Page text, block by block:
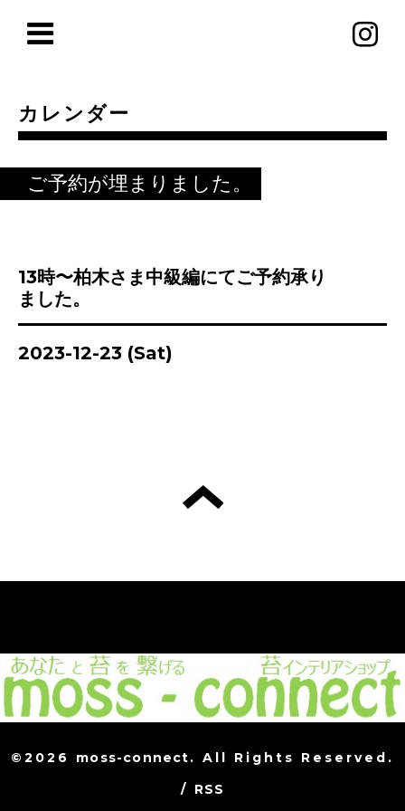
カレンダー
ご予約が埋まりました。
13時〜柏木さま中級編にてご予約承り
ました。
2023-12-23 (Sat)
©2026 moss-connect. All Rights Reserved.
/ RSS